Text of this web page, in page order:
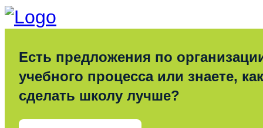
Есть предложения по
учебного процесса или знаете, как
сделать школу лучше?